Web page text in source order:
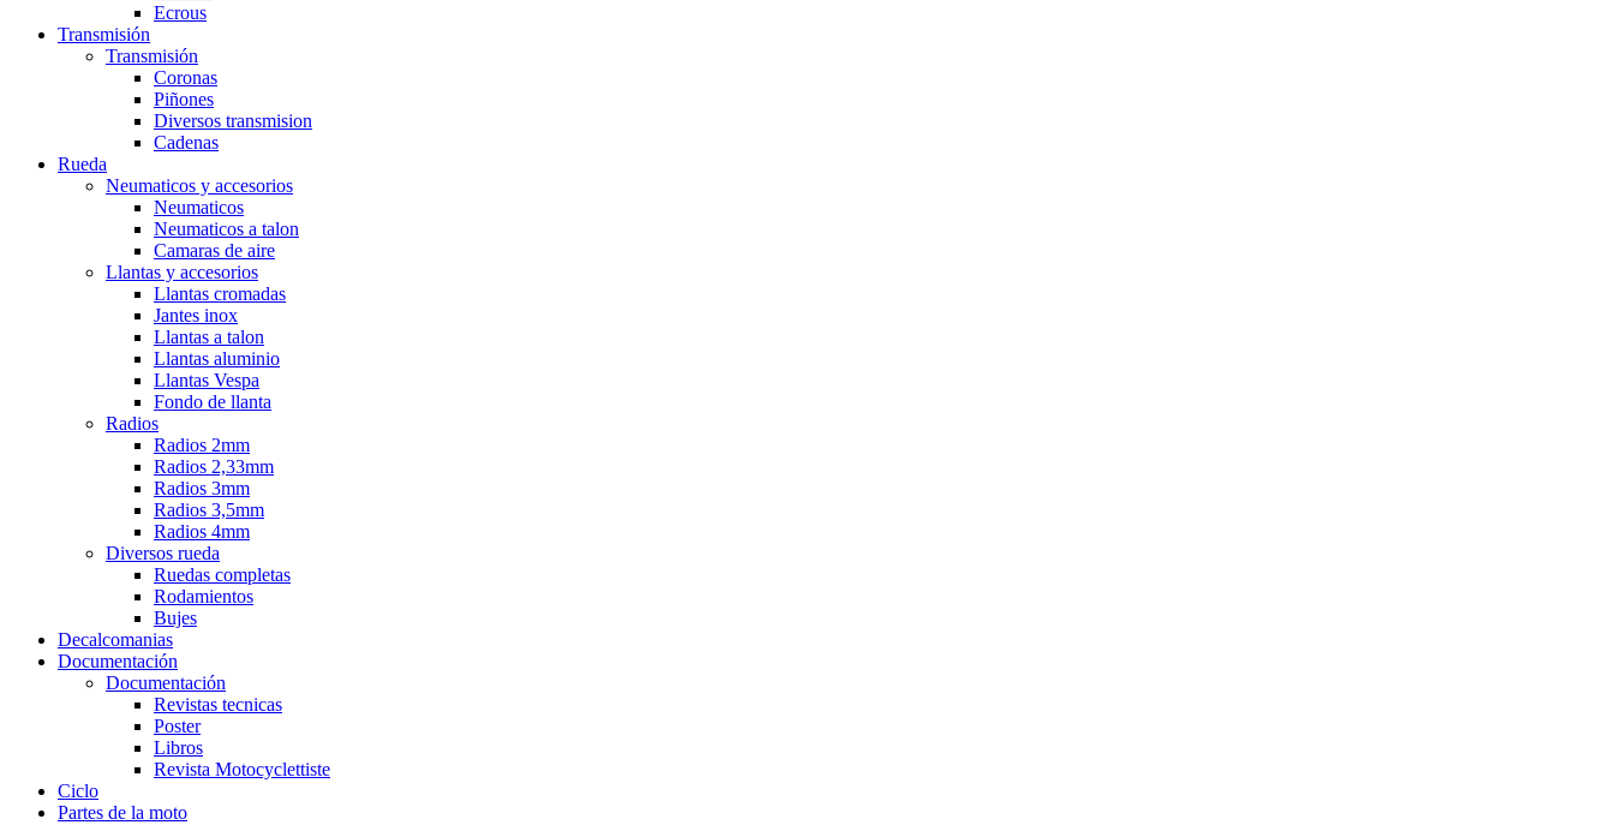
Ecrous
Transmisión
Transmisión
Coronas
Piñones
Diversos transmision
Cadenas
Rueda
Neumaticos y accesorios
Neumaticos
Neumaticos a talon
Camaras de aire
Llantas y accesorios
Llantas cromadas
Jantes inox
Llantas a talon
Llantas aluminio
Llantas Vespa
Fondo de llanta
Radios
Radios 2mm
Radios 2,33mm
Radios 3mm
Radios 3,5mm
Radios 4mm
Diversos rueda
Ruedas completas
Rodamientos
Bujes
Decalcomanias
Documentación
Documentación
Revistas tecnicas
Poster
Libros
Revista Motocyclettiste
Ciclo
Partes de la moto